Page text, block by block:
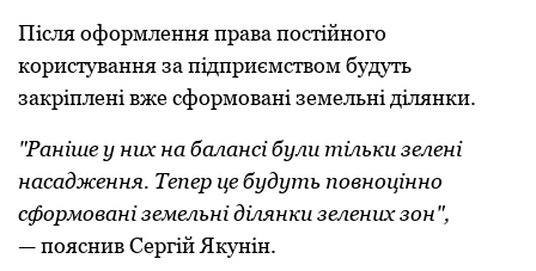
Після оформлення права постійного
користування за підприємством будуть
закріплені вже сформовані земельні ділянки.
"Раніше у них на балансі були тільки зелені
насадження. Тепер це будуть повноцінно
сформовані земельні ділянки зелених зон",
— пояснив Сергій Якунін.